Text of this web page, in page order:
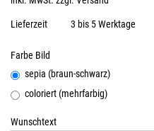
Lieferzeit 3 bis 5 Werktage
Farbe Bild
sepia (braun-schwarz)
coloriert (mehrfarbig)
Wunschtext